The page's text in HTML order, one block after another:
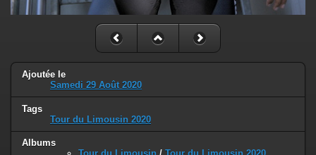
Ajoutée le
Samedi 29 Août 2020
Tags
Tour du Limousin 2020
Albums